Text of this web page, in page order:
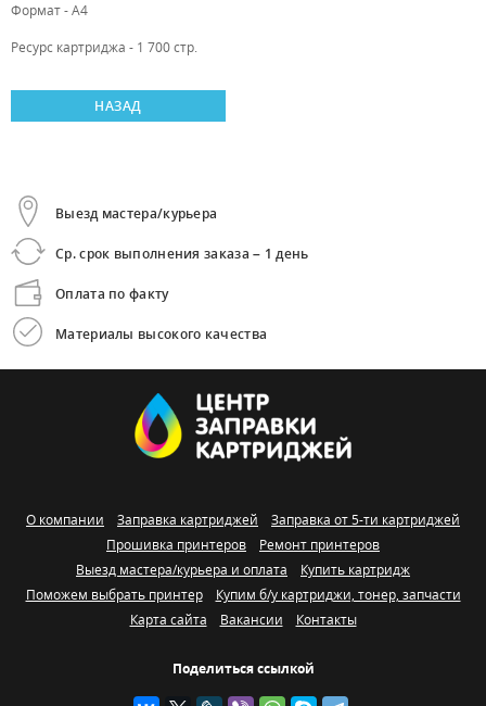
Формат - А4
Ресурс картриджа - 1 700 стр.
НАЗАД
Выезд мастера/курьера
Ср. срок выполнения заказа – 1 день
Оплата по факту
Материалы высокого качества
Поделиться ссылкой
О компании Заправка картриджей
Заправка от 5-ти картриджей
Прошивка принтеров
Ремонт принтеров
Выезд мастера/курьера и оплата
Купить картридж
Поможем выбрать принтер
Купим б/у картриджи, тонер, запчасти
Карта сайта
Вакансии Контакты